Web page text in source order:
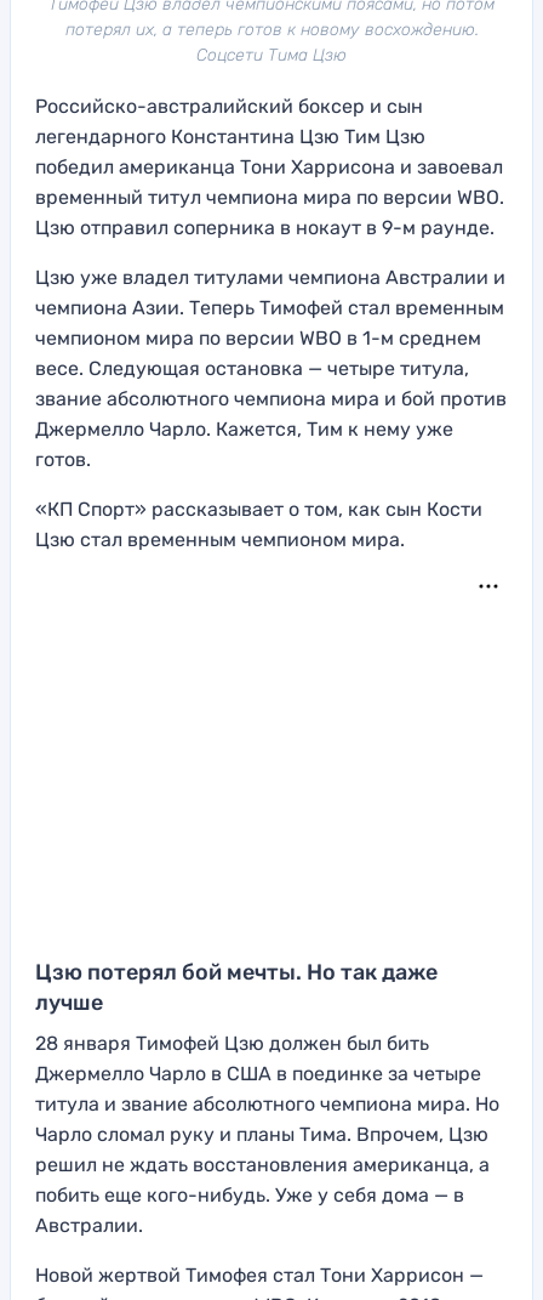
потерял их, а теперь готов к новому восхождению.
Соцсети Тима Цзю
Российско-австралийский боксер и сын
легендарного Константина Цзю Тим Цзю
победил американца Тони Харрисона и завоевал
временный титул чемпиона мира по версии WBO.
Цзю отправил соперника в нокаут в 9-м раунде.
Цзю уже владел титулами чемпиона Австралии и
чемпиона Азии. Теперь Тимофей стал временным
чемпионом мира по версии WBO в 1-м среднем
весе. Следующая остановка — четыре титула,
звание абсолютного чемпиона мира и бой против
Джермелло Чарло. Кажется, Тим к нему уже
готов.
«КП Спорт» рассказывает о том, как сын Кости
Цзю стал временным чемпионом мира.
Цзю потерял бой мечты. Но так даже
лучше
28 января Тимофей Цзю должен был бить
Джермелло Чарло в США в поединке за четыре
титула и звание абсолютного чемпиона мира. Но
Чарло сломал руку и планы Тима. Впрочем, Цзю
решил не ждать восстановления американца, а
побить еще кого-нибудь. Уже у себя дома — в
Австралии.
Новой жертвой Тимофея стал Тони Харрисон —